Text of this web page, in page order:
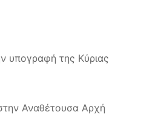
υπογραφή της Κύριας
Αναθέτουσα Αρχή